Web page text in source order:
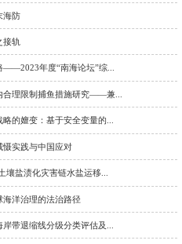
海防
接轨
——2023年度“南海论坛”综...
合理限制捕鱼措施研究——兼...
的嬗变：基于安全变量的...
慑实践与中国应对
盐渍化灾害链水盐运移...
海洋治理的法治路径
带退缩线分级分类评估及...